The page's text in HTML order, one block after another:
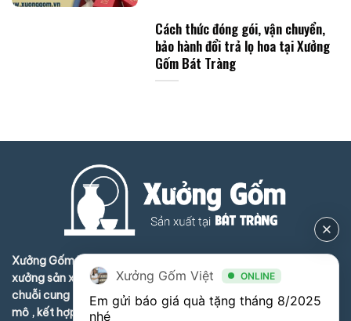
Cách thức đóng gói, vận chuyển,
bảo hành đổi trả lọ hoa tại Xưởng
Gốm Bát Tràng
Xưởng Gốm Bát Tràng Việt (xuonggom.vn) Liên kết nhiều
xưởng sản xuất gốm sứ và phụ trợ ở Bát Tràng tạo thành
chuỗi cung ứng hoàn hảo , nâng cao năng lực sản xuất quy
mô , kết hợp kinh nghiệm của nhiều nhà lò tại Bát Tràng nâng
Xưởng Gốm Việt ONLINE
Em gửi báo giá quà tặng tháng 8/2025
nhé